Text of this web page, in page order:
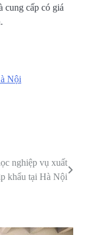
cung cấp có giá
Nội
nghiệp vụ xuất
khẩu tại Hà Nội